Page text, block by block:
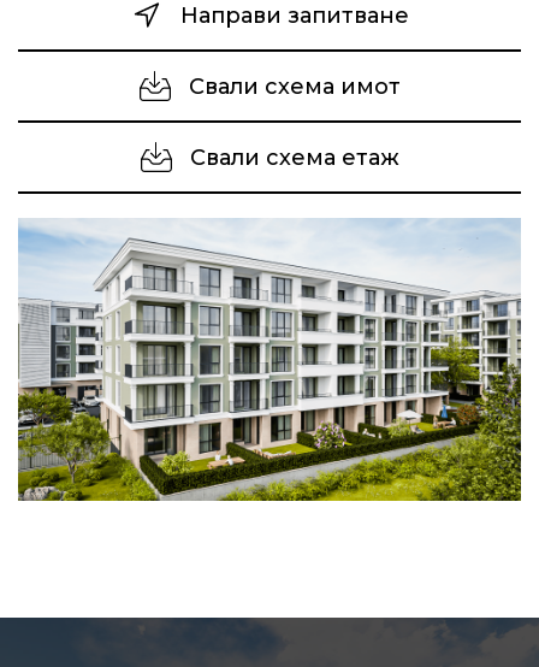
Направи запитване
Свали схема имот
Свали схема етаж